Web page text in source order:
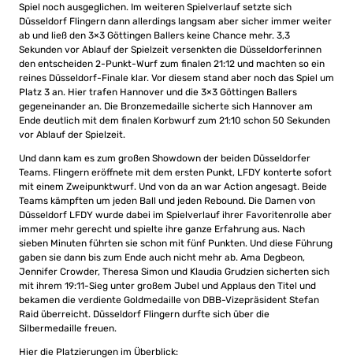
Spiel noch ausgeglichen. Im weiteren Spielverlauf setzte sich
Düsseldorf Flingern dann allerdings langsam aber sicher immer weiter
ab und ließ den 3×3 Göttingen Ballers keine Chance mehr. 3,3
Sekunden vor Ablauf der Spielzeit versenkten die Düsseldorferinnen
den entscheiden 2-Punkt-Wurf zum finalen 21:12 und machten so ein
reines Düsseldorf-Finale klar. Vor diesem stand aber noch das Spiel um
Platz 3 an. Hier trafen Hannover und die 3×3 Göttingen Ballers
gegeneinander an. Die Bronzemedaille sicherte sich Hannover am
Ende deutlich mit dem finalen Korbwurf zum 21:10 schon 50 Sekunden
vor Ablauf der Spielzeit.
Und dann kam es zum großen Showdown der beiden Düsseldorfer
Teams. Flingern eröffnete mit dem ersten Punkt, LFDY konterte sofort
mit einem Zweipunktwurf. Und von da an war Action angesagt. Beide
Teams kämpften um jeden Ball und jeden Rebound. Die Damen von
Düsseldorf LFDY wurde dabei im Spielverlauf ihrer Favoritenrolle aber
immer mehr gerecht und spielte ihre ganze Erfahrung aus. Nach
sieben Minuten führten sie schon mit fünf Punkten. Und diese Führung
gaben sie dann bis zum Ende auch nicht mehr ab. Ama Degbeon,
Jennifer Crowder, Theresa Simon und Klaudia Grudzien sicherten sich
mit ihrem 19:11-Sieg unter großem Jubel und Applaus den Titel und
bekamen die verdiente Goldmedaille von DBB-Vizepräsident Stefan
Raid überreicht. Düsseldorf Flingern durfte sich über die
Silbermedaille freuen.
Hier die Platzierungen im Überblick: